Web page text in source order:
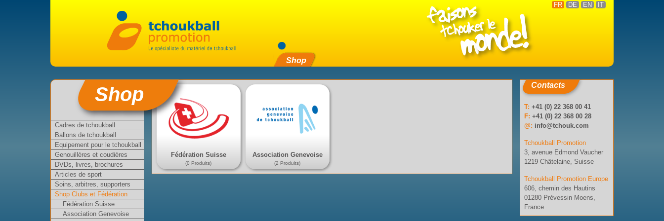
Shop
FR DE EN IT
Shop
Cadres de tchoukball
Ballons de tchoukball
Equipement pour le tchoukball
Genouillères et coudières
DVDs, livres, brochures
Articles de sport
Soins, arbitres, supporters
Shop Clubs et Fédération
Fédération Suisse
Association Genevoise
Fédération Suisse
(0 Produits)
Association Genevoise
(2 Produits)
Contacts
T: +41 (0) 22 368 00 41
F: +41 (0) 22 368 00 28
@: info@tchouk.com
Tchoukball Promotion
3, avenue Edmond Vaucher
1219 Châtelaine, Suisse
Tchoukball Promotion Europe
606, chemin des Hautins
01280 Prévessin Moens,
France